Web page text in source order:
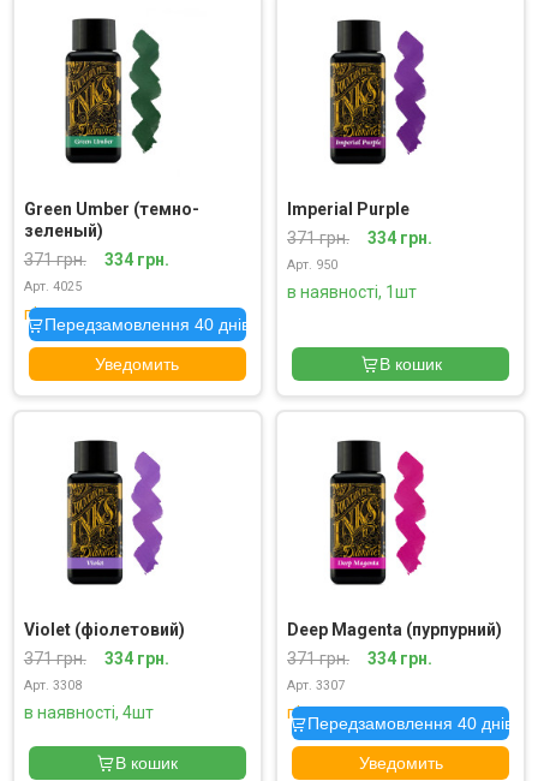
Green Umber (темно-
зеленый)
371 грн.
334 грн.
Арт. 4025
під замовлення
Передзамовлення 40 днів
Уведомить
Imperial Purple
371 грн.
334 грн.
Арт. 950
в наявності, 1шт
В кошик
Violet (фіолетовий)
371 грн.
334 грн.
Арт. 3308
в наявності, 4шт
В кошик
Deep Magenta (пурпурний)
371 грн.
334 грн.
Арт. 3307
під замовлення
Передзамовлення 40 днів
Уведомить